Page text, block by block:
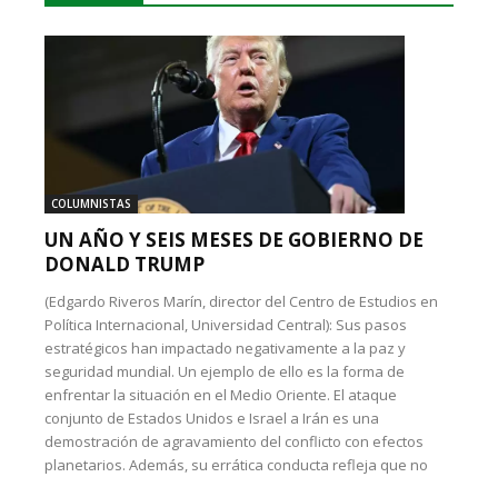
COLUMNISTAS
UN AÑO Y SEIS MESES DE GOBIERNO DE
DONALD TRUMP
(Edgardo Riveros Marín, director del Centro de Estudios en
Política Internacional, Universidad Central): Sus pasos
estratégicos han impactado negativamente a la paz y
seguridad mundial. Un ejemplo de ello es la forma de
enfrentar la situación en el Medio Oriente. El ataque
conjunto de Estados Unidos e Israel a Irán es una
demostración de agravamiento del conflicto con efectos
planetarios. Además, su errática conducta refleja que no